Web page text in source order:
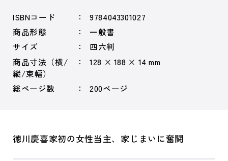
ISBNコード
9784043301027
商品形態
一般書
サイズ
四六判
商品寸法（横/
縦/束幅）
128 × 188 × 14 mm
総ページ数 200ページ
徳川慶喜家初の女性当主、家じまいに奮闘